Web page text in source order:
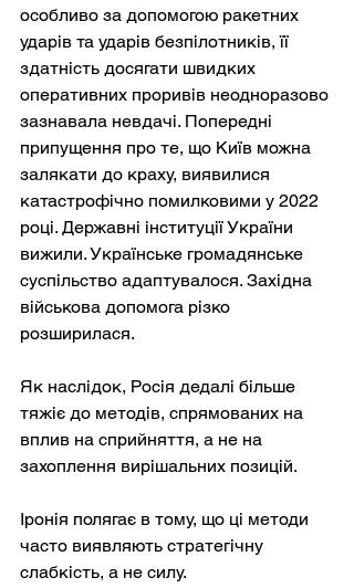
особливо за допомогою ракетних
ударів та ударів безпілотників, її
здатність досягати швидких
оперативних проривів неодноразово
зазнавала невдачі. Попередні
припущення про те, що Київ можна
залякати до краху, виявилися
катастрофічно помилковими у 2022
році. Державні інституції України
вижили. Українське громадянське
суспільство адаптувалося. Західна
військова допомога різко
розширилася.
Як наслідок, Росія дедалі більше
тяжіє до методів, спрямованих на
вплив на сприйняття, а не на
захоплення вирішальних позицій.
Іронія полягає в тому, що ці методи
часто виявляють стратегічну
слабкість, а не силу.